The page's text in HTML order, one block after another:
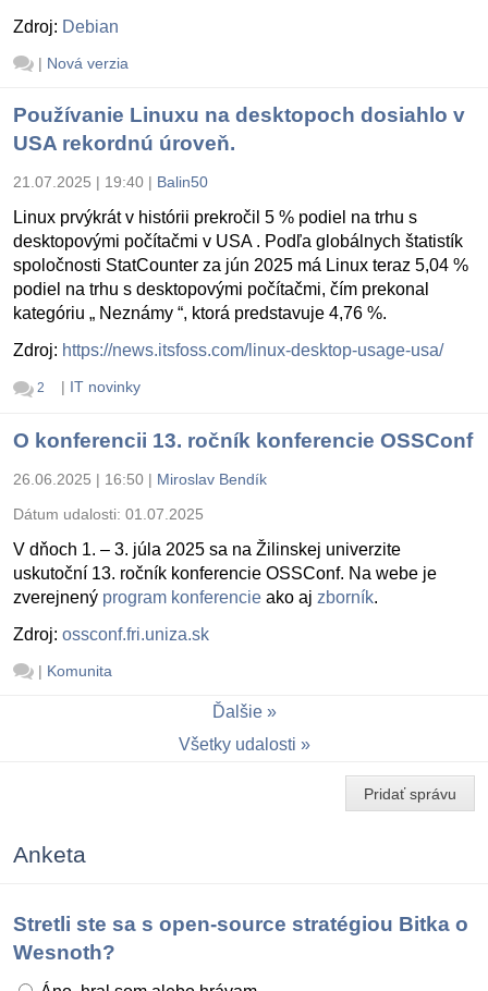
Zdroj: Debian
| Nová verzia
Používanie Linuxu na desktopoch dosiahlo v
USA rekordnú úroveň.
21.07.2025 | 19:40 | Balin50
Linux prvýkrát v histórii prekročil 5 % podiel na trhu s
desktopovými počítačmi v USA . Podľa globálnych štatistík
spoločnosti StatCounter za jún 2025 má Linux teraz 5,04 %
podiel na trhu s desktopovými počítačmi, čím prekonal
kategóriu „ Neznámy “, ktorá predstavuje 4,76 %.
Zdroj: https://news.itsfoss.com/linux-desktop-usage-usa/
2 | IT novinky
O konferencii 13. ročník konferencie OSSConf
26.06.2025 | 16:50 | Miroslav Bendík
Dátum udalosti: 01.07.2025
V dňoch 1. – 3. júla 2025 sa na Žilinskej univerzite
uskutoční 13. ročník konferencie OSSConf. Na webe je
zverejnený program konferencie ako aj zborník.
Zdroj: ossconf.fri.uniza.sk
| Komunita
Ďalšie
Všetky udalosti
Pridať správu
Anketa
Stretli ste sa s open-source stratégiou Bitka o
Wesnoth?